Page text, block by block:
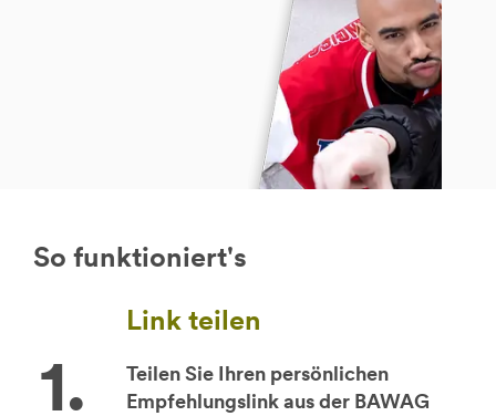
So funktioniert's
Link teilen
Teilen Sie Ihren persönlichen
Empfehlungslink aus der BAWAG